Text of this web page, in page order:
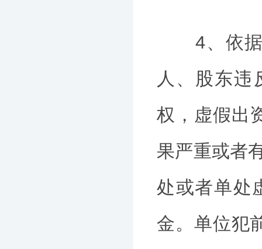
4、依据
人、股东违
权，虚假出
果严重或者
处或者单处
金。单位犯